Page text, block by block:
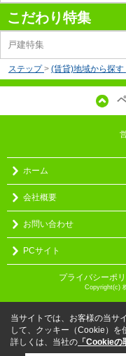
こだわり特集
戸建特集
ステップ > (賃貸)地域から探す
ホーム
会社概要
お問い合わせ
PCサイト
プライバシーポ
Copyright(c)
当サイトでは、お客様の当サ
して、クッキー（Cookie）を
詳しくは、当社の 「Cookieの